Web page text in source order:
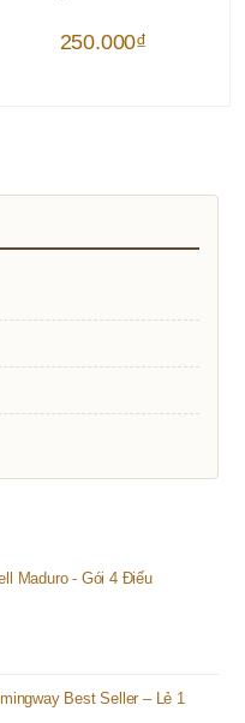
250.000₫
Maduro - Gói 4 Điếu
Best Seller – Lẻ 1